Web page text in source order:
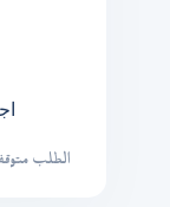
الطلب